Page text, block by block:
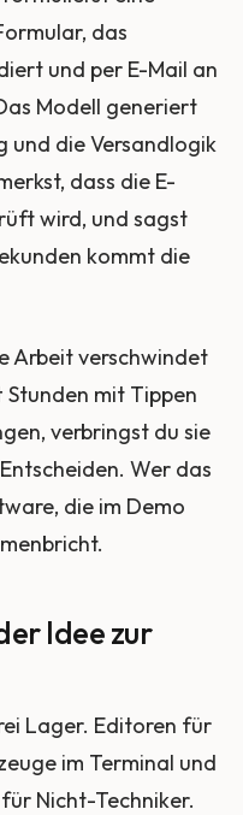
das
und per E-Mail an
Modell generiert
und die Versandlogik
dass die E-
wird, und sagst
kommt die
Arbeit verschwindet
mit Tippen
verbringst du sie
Wer das
die im Demo
Idee zur
Lager. Editoren für
im Terminal und
Nicht-Techniker.